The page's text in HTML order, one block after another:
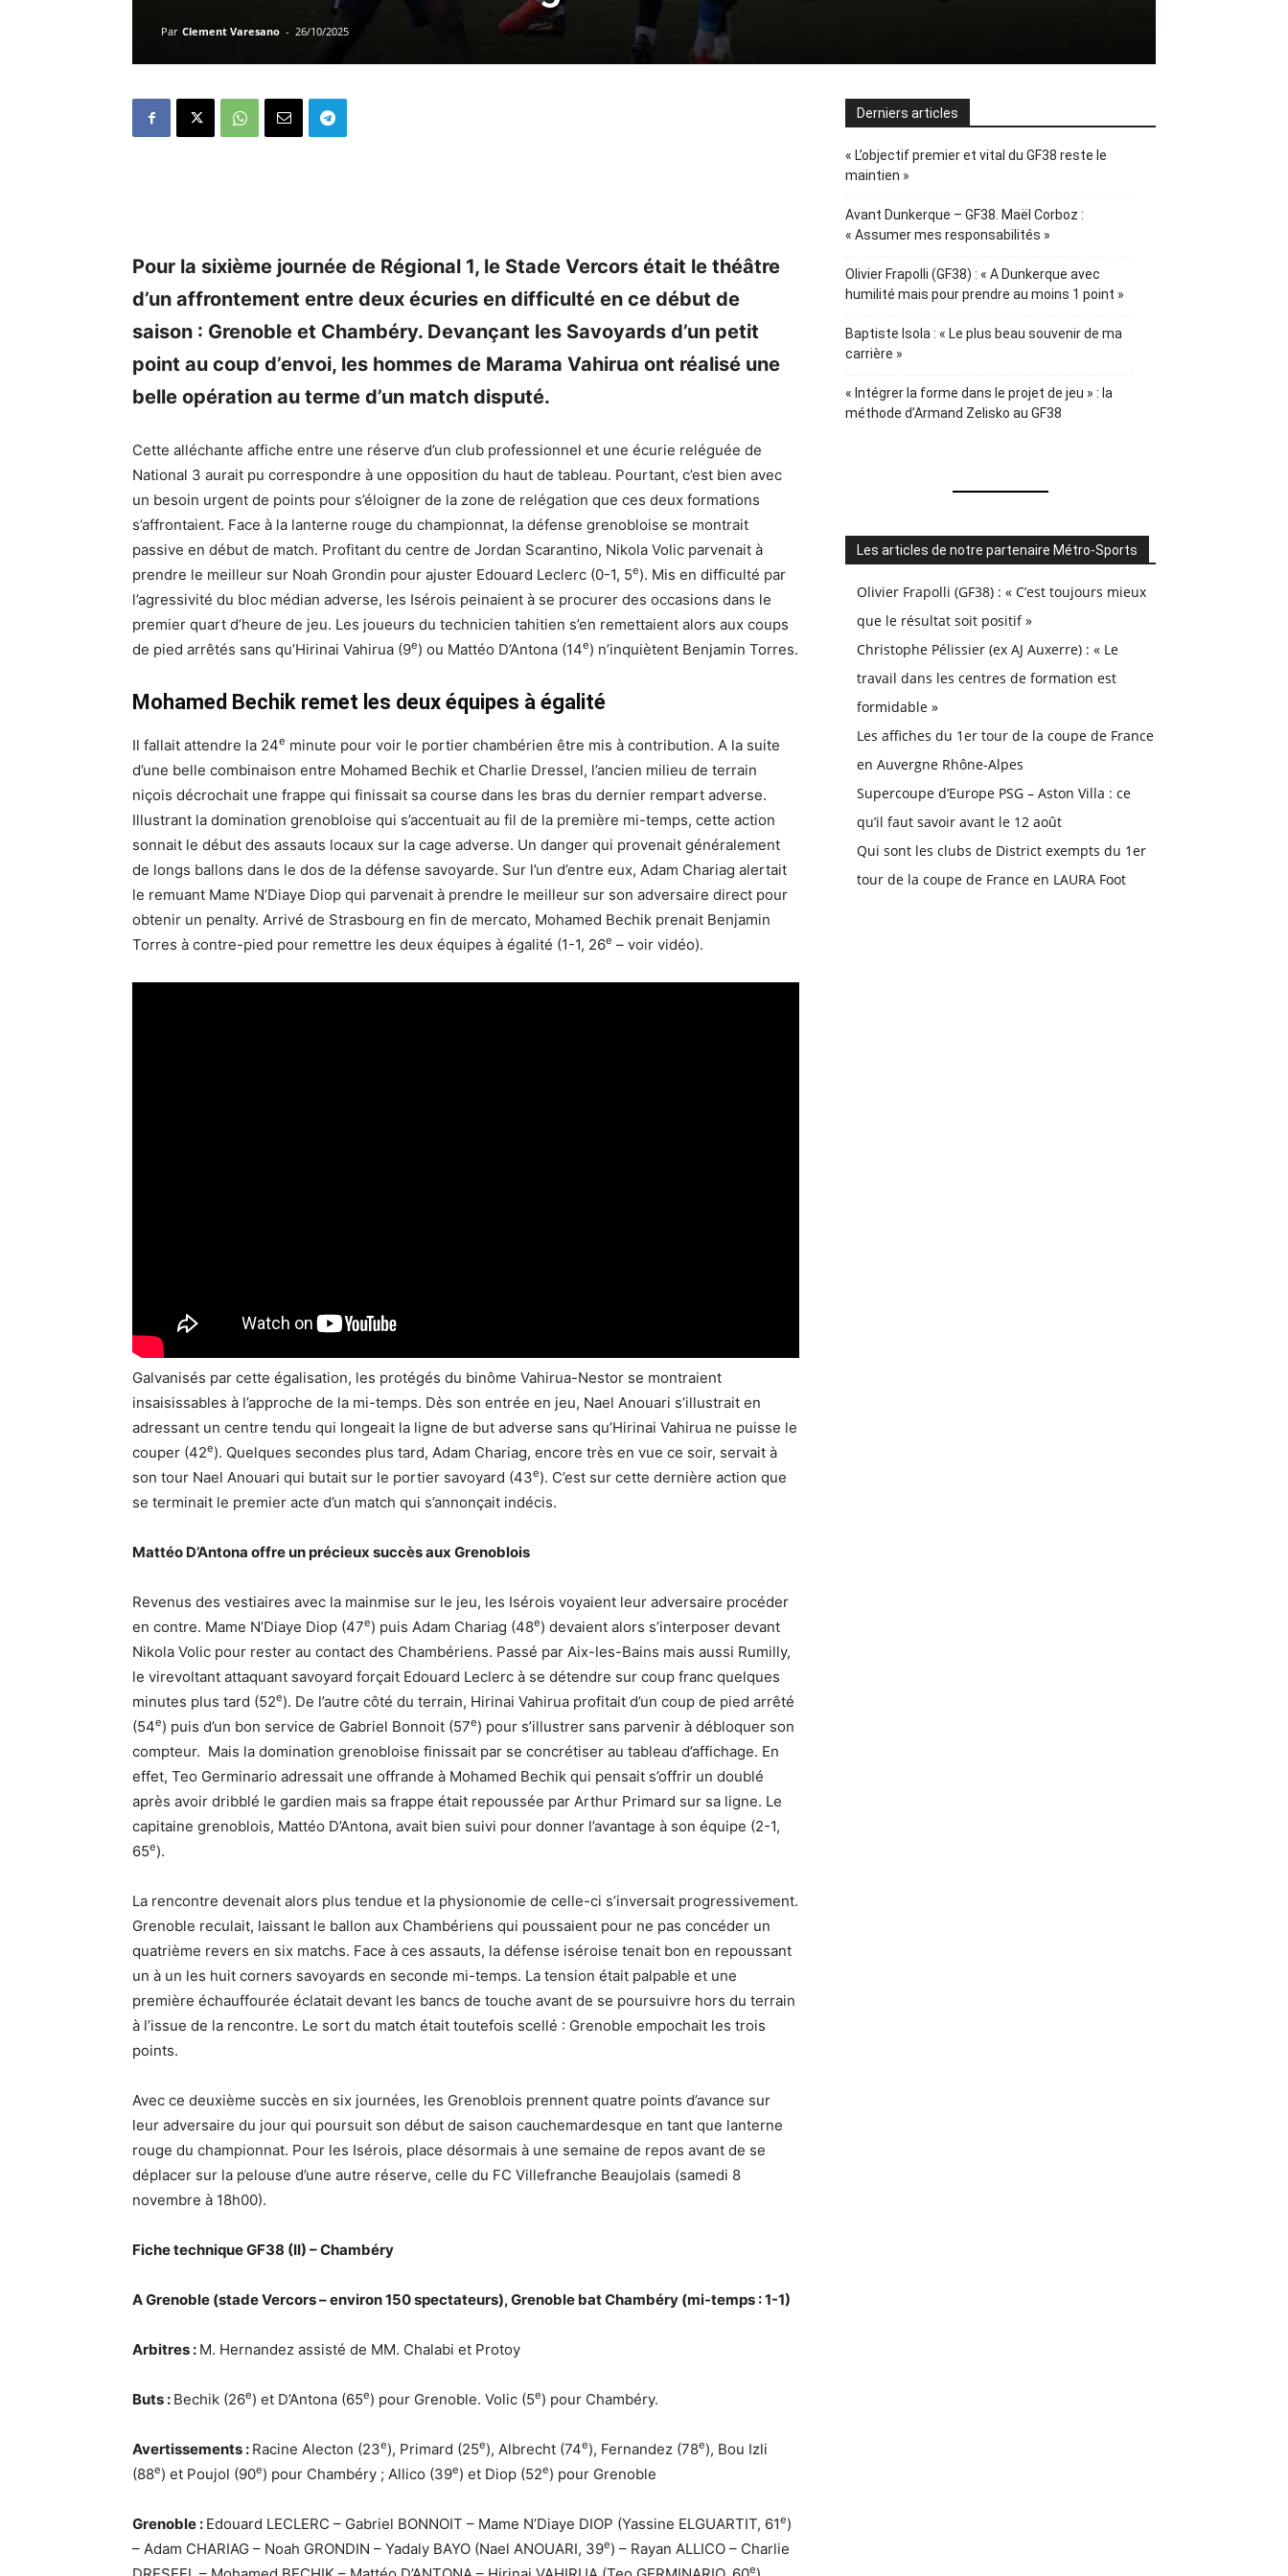
Par Clement Varesano - 26/10/2025
Pour la sixième journée de Régional 1, le Stade Vercors était le théâtre
d’un affrontement entre deux écuries en difficulté en ce début de
saison : Grenoble et Chambéry. Devançant les Savoyards d’un petit
point au coup d’envoi, les hommes de Marama Vahirua ont réalisé une
belle opération au terme d’un match disputé.
Cette alléchante affiche entre une réserve d’un club professionnel et une écurie reléguée de
National 3 aurait pu correspondre à une opposition du haut de tableau. Pourtant, c’est bien avec
un besoin urgent de points pour s’éloigner de la zone de relégation que ces deux formations
s’affrontaient. Face à la lanterne rouge du championnat, la défense grenobloise se montrait
passive en début de match. Profitant du centre de Jordan Scarantino, Nikola Volic parvenait à
prendre le meilleur sur Noah Grondin pour ajuster Edouard Leclerc (0-1, 5e). Mis en difficulté par
l’agressivité du bloc médian adverse, les Isérois peinaient à se procurer des occasions dans le
premier quart d’heure de jeu. Les joueurs du technicien tahitien s’en remettaient alors aux coups
de pied arrêtés sans qu’Hirinai Vahirua (9e) ou Mattéo D’Antona (14e) n’inquiètent Benjamin Torres.
Mohamed Bechik remet les deux équipes à égalité
Il fallait attendre la 24e minute pour voir le portier chambérien être mis à contribution. A la suite
d’une belle combinaison entre Mohamed Bechik et Charlie Dressel, l’ancien milieu de terrain
niçois décrochait une frappe qui finissait sa course dans les bras du dernier rempart adverse.
Illustrant la domination grenobloise qui s’accentuait au fil de la première mi-temps, cette action
sonnait le début des assauts locaux sur la cage adverse. Un danger qui provenait généralement
de longs ballons dans le dos de la défense savoyarde. Sur l’un d’entre eux, Adam Chariag alertait
le remuant Mame N’Diaye Diop qui parvenait à prendre le meilleur sur son adversaire direct pour
obtenir un penalty. Arrivé de Strasbourg en fin de mercato, Mohamed Bechik prenait Benjamin
Torres à contre-pied pour remettre les deux équipes à égalité (1-1, 26e – voir vidéo).
Galvanisés par cette égalisation, les protégés du binôme Vahirua-Nestor se montraient
insaisissables à l’approche de la mi-temps. Dès son entrée en jeu, Nael Anouari s’illustrait en
adressant un centre tendu qui longeait la ligne de but adverse sans qu’Hirinai Vahirua ne puisse le
couper (42e). Quelques secondes plus tard, Adam Chariag, encore très en vue ce soir, servait à
son tour Nael Anouari qui butait sur le portier savoyard (43e). C’est sur cette dernière action que
se terminait le premier acte d’un match qui s’annonçait indécis.
Mattéo D’Antona offre un précieux succès aux Grenoblois
Revenus des vestiaires avec la mainmise sur le jeu, les Isérois voyaient leur adversaire procéder
en contre. Mame N’Diaye Diop (47e) puis Adam Chariag (48e) devaient alors s’interposer devant
Nikola Volic pour rester au contact des Chambériens. Passé par Aix-les-Bains mais aussi Rumilly,
le virevoltant attaquant savoyard forçait Edouard Leclerc à se détendre sur coup franc quelques
minutes plus tard (52e). De l’autre côté du terrain, Hirinai Vahirua profitait d’un coup de pied arrêté
(54e) puis d’un bon service de Gabriel Bonnoit (57e) pour s’illustrer sans parvenir à débloquer son
compteur. Mais la domination grenobloise finissait par se concrétiser au tableau d’affichage. En
effet, Teo Germinario adressait une offrande à Mohamed Bechik qui pensait s’offrir un doublé
après avoir dribblé le gardien mais sa frappe était repoussée par Arthur Primard sur sa ligne. Le
capitaine grenoblois, Mattéo D’Antona, avait bien suivi pour donner l’avantage à son équipe (2-1,
65e).
La rencontre devenait alors plus tendue et la physionomie de celle-ci s’inversait progressivement.
Grenoble reculait, laissant le ballon aux Chambériens qui poussaient pour ne pas concéder un
quatrième revers en six matchs. Face à ces assauts, la défense iséroise tenait bon en repoussant
un à un les huit corners savoyards en seconde mi-temps. La tension était palpable et une
première échauffourée éclatait devant les bancs de touche avant de se poursuivre hors du terrain
à l’issue de la rencontre. Le sort du match était toutefois scellé : Grenoble empochait les trois
points.
Avec ce deuxième succès en six journées, les Grenoblois prennent quatre points d’avance sur
leur adversaire du jour qui poursuit son début de saison cauchemardesque en tant que lanterne
rouge du championnat. Pour les Isérois, place désormais à une semaine de repos avant de se
déplacer sur la pelouse d’une autre réserve, celle du FC Villefranche Beaujolais (samedi 8
novembre à 18h00).
Fiche technique GF38 (II) – Chambéry
A Grenoble (stade Vercors – environ 150 spectateurs), Grenoble bat Chambéry (mi-temps : 1-1)
Arbitres : M. Hernandez assisté de MM. Chalabi et Protoy
Buts : Bechik (26e) et D’Antona (65e) pour Grenoble. Volic (5e) pour Chambéry.
Avertissements : Racine Alecton (23e), Primard (25e), Albrecht (74e), Fernandez (78e), Bou Izli
(88e) et Poujol (90e) pour Chambéry ; Allico (39e) et Diop (52e) pour Grenoble
Grenoble : Edouard LECLERC – Gabriel BONNOIT – Mame N’Diaye DIOP (Yassine ELGUARTIT, 61e)
– Adam CHARIAG – Noah GRONDIN – Yadaly BAYO (Nael ANOUARI, 39e) – Rayan ALLICO – Charlie
e
Derniers articles
« L’objectif premier et vital du GF38 reste le
maintien »
Avant Dunkerque – GF38. Maël Corboz :
« Assumer mes responsabilités »
Olivier Frapolli (GF38) : « A Dunkerque avec
humilité mais pour prendre au moins 1 point »
Baptiste Isola : « Le plus beau souvenir de ma
carrière »
« Intégrer la forme dans le projet de jeu » : la
méthode d’Armand Zelisko au GF38
Les articles de notre partenaire Métro-Sports
Olivier Frapolli (GF38) : « C’est toujours mieux
que le résultat soit positif »
Christophe Pélissier (ex AJ Auxerre) : « Le
travail dans les centres de formation est
formidable »
Les affiches du 1er tour de la coupe de France
en Auvergne Rhône-Alpes
Supercoupe d’Europe PSG – Aston Villa : ce
qu’il faut savoir avant le 12 août
Qui sont les clubs de District exempts du 1er
tour de la coupe de France en LAURA Foot